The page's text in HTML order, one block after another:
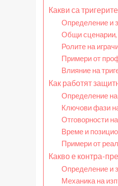
Какви са
Определение и
Общи сценарии,
Ролите на
Примери от
Влияние на
Как работят
Определение
Ключови фази
Отговорности
Време и
Примери от
Какво е контра-
Определение и
Механика на